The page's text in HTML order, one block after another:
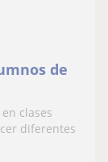
de
clases
diferentes